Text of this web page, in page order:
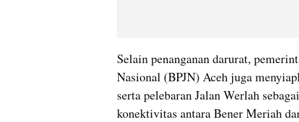
Selain penanganan darurat,
Nasional (BPJN) Aceh juga
serta pelebaran Jalan Werlah
konektivitas antara Bener Meriah